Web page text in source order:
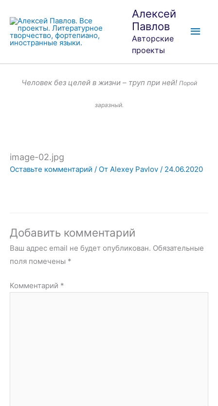
содержимому
Алексей
Павлов
Авторские
проекты
Человек без целей в жизни – труп при ней! Порой
заразный.
image-02.jpg
Оставьте комментарий / От Alexey Pavlov / 24.06.2020
Добавить комментарий
Ваш адрес email не будет опубликован. Обязательные
поля помечены *
Комментарий *